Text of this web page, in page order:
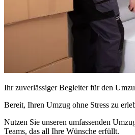
Ihr zuverlässiger Begleiter für den
Bereit, Ihren Umzug ohne Stress zu
Nutzen Sie unseren umfassenden
Teams, das all Ihre Wünsche erfüllt.